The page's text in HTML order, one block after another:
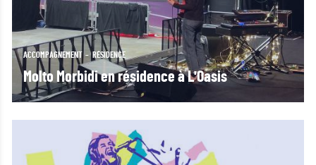
ACCOMPAGNEMENT RÉSIDENCE
Molto Morbidi en résidence à L'Oasis